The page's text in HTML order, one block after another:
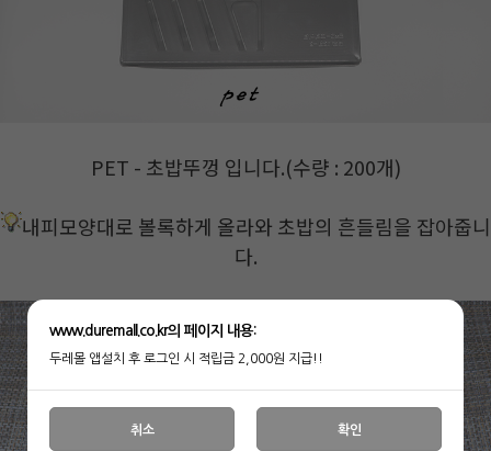
PET - 초밥뚜껑 입니다.(수량 : 200개)
내피모양대로 볼록하게 올라와 초밥의 흔들림을 잡아줍니
다.
www.duremall.co.kr의 페이지 내용:
두레몰 앱설치 후 로그인 시 적립금 2,000원 지급!!
취소 확인